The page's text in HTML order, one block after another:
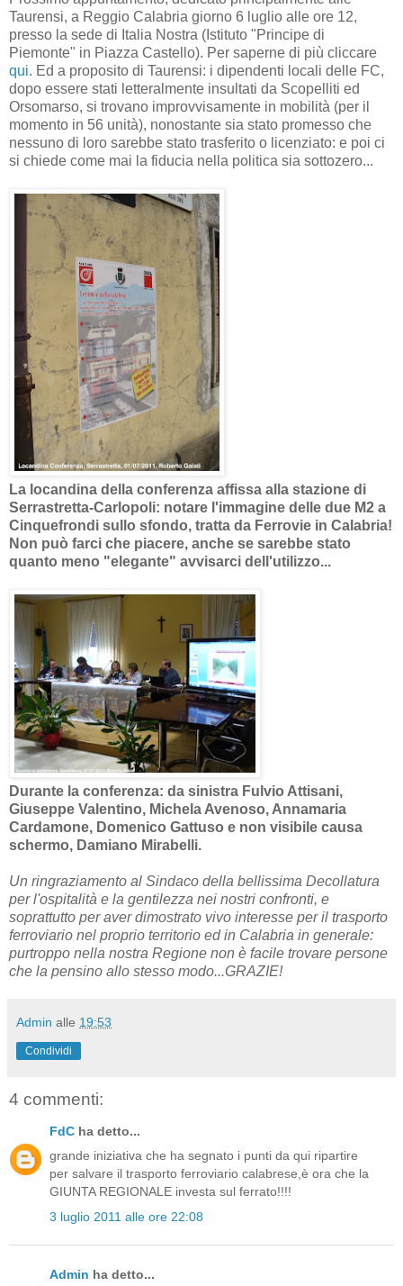
Taurensi, a Reggio Calabria giorno 6 luglio alle ore 12,
presso la sede di Italia Nostra (Istituto "Principe di
Piemonte" in Piazza Castello). Per saperne di più cliccare
qui. Ed a proposito di Taurensi: i dipendenti locali delle FC,
dopo essere stati letteralmente insultati da Scopelliti ed
Orsomarso, si trovano improvvisamente in mobilità (per il
momento in 56 unità), nonostante sia stato promesso che
nessuno di loro sarebbe stato trasferito o licenziato: e poi ci
si chiede come mai la fiducia nella politica sia sottozero...
La locandina della conferenza affissa alla stazione di
Serrastretta-Carlopoli: notare l'immagine delle due M2 a
Cinquefrondi sullo sfondo, tratta da Ferrovie in Calabria!
Non può farci che piacere, anche se sarebbe stato
quanto meno "elegante" avvisarci dell'utilizzo...
Durante la conferenza: da sinistra Fulvio Attisani,
Giuseppe Valentino, Michela Avenoso, Annamaria
Cardamone, Domenico Gattuso e non visibile causa
schermo, Damiano Mirabelli.
Un ringraziamento al Sindaco della bellissima Decollatura
per l'ospitalità e la gentilezza nei nostri confronti, e
soprattutto per aver dimostrato vivo interesse per il trasporto
ferroviario nel proprio territorio ed in Calabria in generale:
purtroppo nella nostra Regione non è facile trovare persone
che la pensino allo stesso modo...GRAZIE!
Admin alle 19:53
Condividi
4 commenti:
FdC ha detto...
grande iniziativa che ha segnato i punti da qui ripartire
per salvare il trasporto ferroviario calabrese,è ora che la
GIUNTA REGIONALE investa sul ferrato!!!!
3 luglio 2011 alle ore 22:08
Admin ha detto...